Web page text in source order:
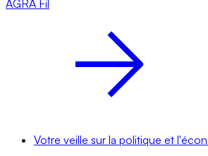
AGRA Fil
Votre veille sur la politique et